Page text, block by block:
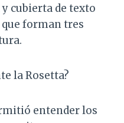
cubierta de texto
forman tres
la Rosetta?
entender los